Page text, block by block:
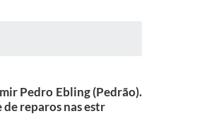
Pedro Ebling (Pedrão).
reparos nas estr